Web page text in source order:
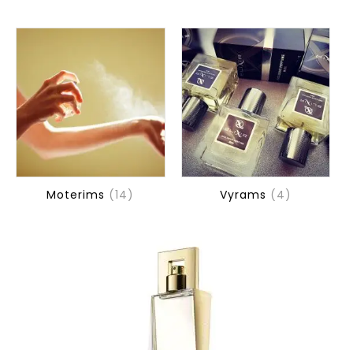
Moterims (14) Vyrams (4)